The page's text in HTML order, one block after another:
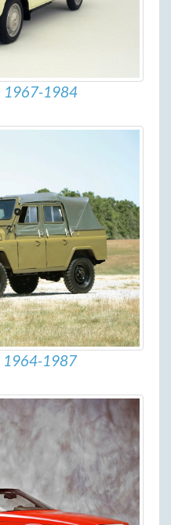
1967-1984
1964-1987